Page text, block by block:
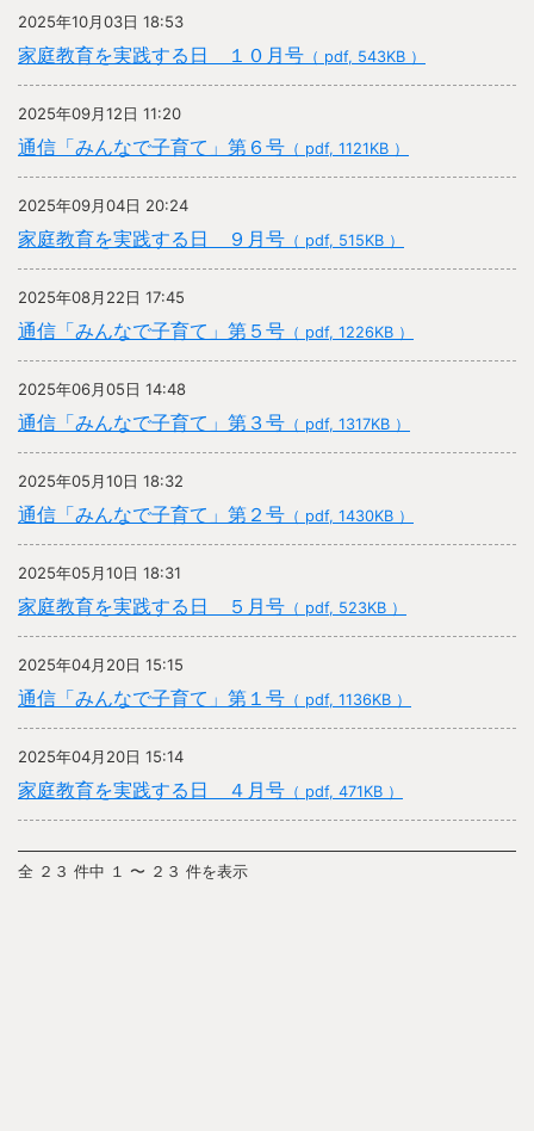
2025年10月03日 18:53
家庭教育を実践する日 １０月号 （ pdf, 543KB ）
2025年09月12日 11:20
通信「みんなで子育て」第６号 （ pdf, 1121KB ）
2025年09月04日 20:24
家庭教育を実践する日 ９月号 （ pdf, 515KB ）
2025年08月22日 17:45
通信「みんなで子育て」第５号 （ pdf, 1226KB ）
2025年06月05日 14:48
通信「みんなで子育て」第３号 （ pdf, 1317KB ）
2025年05月10日 18:32
通信「みんなで子育て」第２号 （ pdf, 1430KB ）
2025年05月10日 18:31
家庭教育を実践する日 ５月号 （ pdf, 523KB ）
2025年04月20日 15:15
通信「みんなで子育て」第１号 （ pdf, 1136KB ）
2025年04月20日 15:14
家庭教育を実践する日 ４月号 （ pdf, 471KB ）
全 ２３ 件中 １ 〜 ２３ 件を表示